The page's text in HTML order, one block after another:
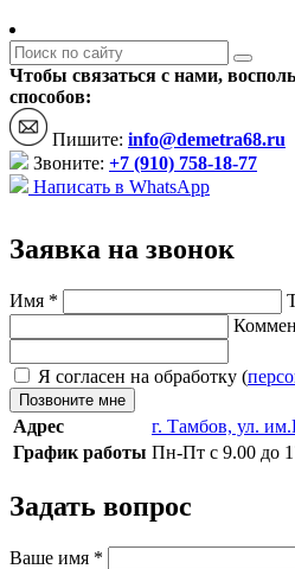
Чтобы связаться с нами,
способов:
Пишите: info@demetra68.ru
Звоните: +7 (910) 758-18-77
Написать в WhatsApp
Заявка на звонок
Имя *
Я согласен на обработку (
Позвоните мне
Адрес
г. Тамбов, ул.
График работы Пн-Пт с 9.00 до
Задать вопрос
Ваше имя *